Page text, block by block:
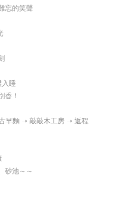
忘的笑聲
入睡
香！
早麵 ➝ 敲敲木工房 ➝ 返程
砂池～～